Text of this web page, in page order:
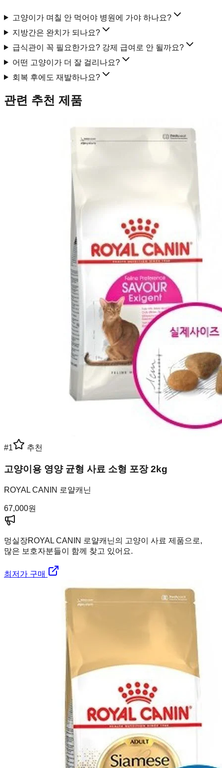
고양이가 며칠 안 먹어야 병원에 가야 하나요?
지방간은 완치가 되나요?
급식관이 꼭 필요한가요? 강제 급여로 안 될까요?
어떤 고양이가 더 잘 걸리나요?
회복 후에도 재발하나요?
관련 추천 제품
#1 추천
고양이용 영양 균형 사료 소형 포장 2kg
ROYAL CANIN 로얄캐닌
67,000원
멍실장ROYAL CANIN 로얄캐닌의 고양이 사료 제품으로,
많은 보호자분들이 함께 찾고 있어요.
최저가 구매